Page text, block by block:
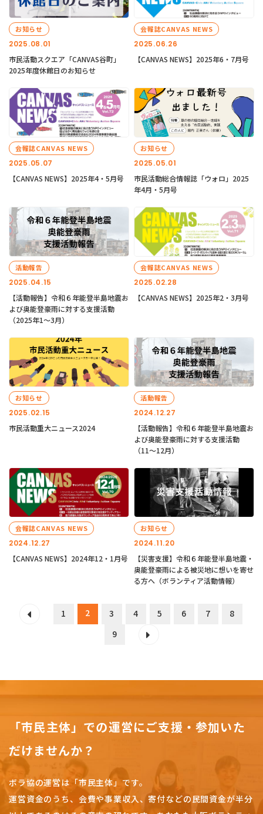
2025.08.01
お知らせ
市民活動スクエア「CANVAS谷町」
2025年度休館日のお知らせ
2025.06.26
会報誌CANVAS NEWS
【CANVAS NEWS】2025年6・7月号
2025.05.07
会報誌CANVAS NEWS
【CANVAS NEWS】2025年4・5月号
2025.05.01
お知らせ
市民活動総合情報誌「ウォロ」2025
年4月・5月号
2025.04.15
活動報告
【活動報告】令和６年能登半島地震お
よび奥能登豪雨に対する支援活動
（2025年1〜3月）
2025.02.28
会報誌CANVAS NEWS
【CANVAS NEWS】2025年2・3月号
2025.02.15
お知らせ
市民活動重大ニュース2024
2024.12.27
活動報告
【活動報告】令和６年能登半島地震お
よび奥能登豪雨に対する支援活動
（11〜12月）
2024.12.27
会報誌CANVAS NEWS
【CANVAS NEWS】2024年12・1月号
2024.11.20
お知らせ
【災害支援】令和６年能登半島地震・
奥能登豪雨による被災地に想いを寄せ
る方へ（ボランティア活動情報）
1 2 3 4 5 6 7
8
9
「市民主体」での運営にご支援・参加いた
だけませんか？
ボラ協の運営は「市民主体」です。
運営資金のうち、会費や事業収入、寄付などの民間資金が半分